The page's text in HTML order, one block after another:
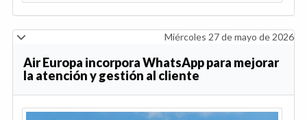
Miércoles 27 de mayo de 2026
Air Europa incorpora WhatsApp para mejorar
la atención y gestión al cliente